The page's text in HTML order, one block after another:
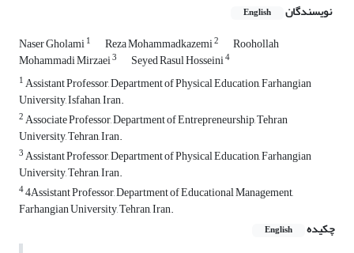
نویسندگان English
Naser Gholami1 Reza Mohammadkazemi2 Roohollah
Mohammadi Mirzaei3 Seyed Rasul Hosseini4
1Assistant Professor, Department of Physical Education, Farhangian
University, Isfahan, Iran.
2Associate Professor, Department of Entrepreneurship, Tehran
University, Tehran, Iran.
3Assistant Professor, Department of Physical Education, Farhangian
University, Tehran, Iran.
44Assistant Professor, Department of Educational Management,
Farhangian University, Tehran, Iran.
چکیده
English